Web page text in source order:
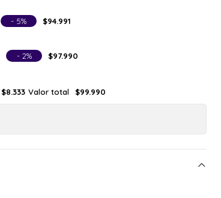
- 5% $94.991
- 2% $97.990
$8.333 Valor total $99.990